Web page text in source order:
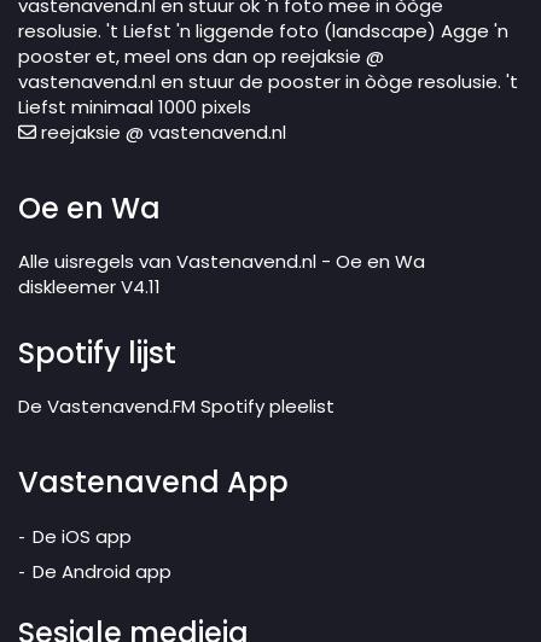
vastenavend.nl en stuur ok 'n foto mee in òòge
resolusie. 't Liefst 'n liggende foto (landscape) Agge 'n
pooster et, meel ons dan op reejaksie @
vastenavend.nl en stuur de pooster in òòge resolusie. 't
Liefst minimaal 1000 pixels
reejaksie @ vastenavend.nl
Oe en Wa
Alle uisregels van Vastenavend.nl - Oe en Wa
diskleemer V4.11
Spotify lijst
De Vastenavend.FM Spotify pleelist
Vastenavend App
De iOS app
De Android app
Sesjale medieja